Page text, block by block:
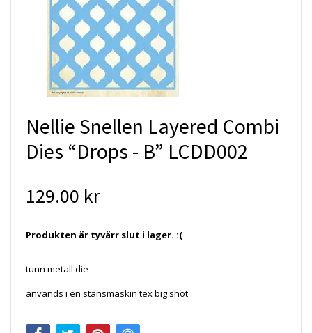
Nellie Snellen Layered Combi
Dies “Drops - B” LCDD002
129.00 kr
Produkten är tyvärr slut i lager. :(
tunn metall die
används i en stansmaskin tex big shot